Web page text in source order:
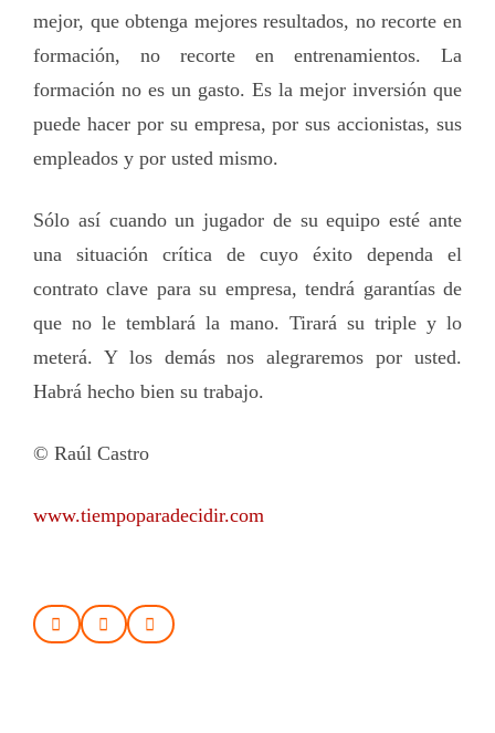
mejor, que obtenga mejores resultados, no recorte en
formación, no recorte en entrenamientos. La
formación no es un gasto. Es la mejor inversión que
puede hacer por su empresa, por sus accionistas, sus
empleados y por usted mismo.
Sólo así cuando un jugador de su equipo esté ante
una situación crítica de cuyo éxito dependa el
contrato clave para su empresa, tendrá garantías de
que no le temblará la mano. Tirará su triple y lo
meterá. Y los demás nos alegraremos por usted.
Habrá hecho bien su trabajo.
© Raúl Castro
www.tiempoparadecidir.com